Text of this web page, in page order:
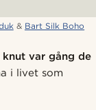
& Bart Silk Boho
var gång de
i livet som